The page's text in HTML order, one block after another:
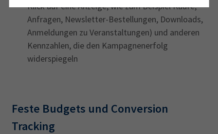
Klick auf eine Anzeige, wie zum Beispiel Käufe,
Anfragen, Newsletter-Bestellungen, Downloads,
Anmeldungen zu Veranstaltungen) und anderen
Kennzahlen, die den Kampagnenerfolg
widerspiegeln
Feste Budgets und Conversion
Tracking